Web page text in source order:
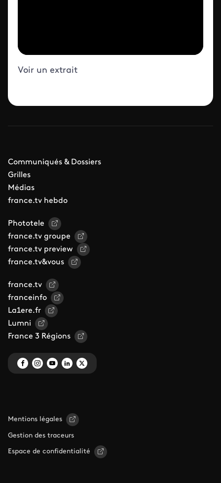
Voir un extrait
Communiqués & Dossiers
Grilles
Médias
france.tv hebdo
Phototele
france.tv groupe
france.tv preview
france.tv&vous
france.tv
franceinfo
La1ere.fr
Lumni
France 3 Régions
Mentions légales
Gestion des traceurs
Espace de confidentialité